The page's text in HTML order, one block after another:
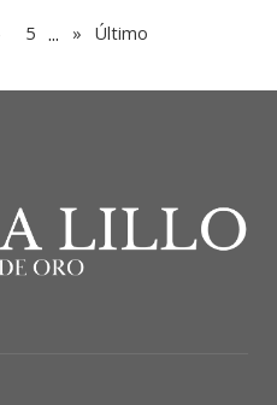
5 ... » Último